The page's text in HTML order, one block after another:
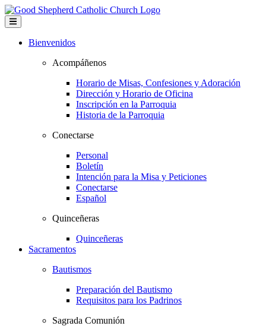
Bienvenidos
Acompáñenos
Horario de Misas, Confesiones y Adoración
Dirección y Horario de Oficina
Inscripción en la Parroquia
Historia de la Parroquia
Conectarse
Personal
Boletín
Intención para la Misa y Peticiones
Conectarse
Español
Quinceñeras
Quinceñeras
Sacramentos
Bautismos
Preparación del Bautismo
Requisitos para los Padrinos
Sagrada Comunión